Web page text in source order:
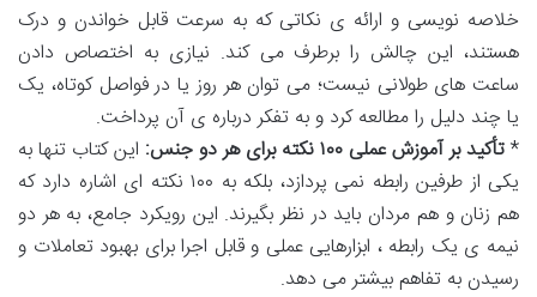
خلاصه نویسی و ارائه ی نکاتی که به سرعت قابل خواندن و درک
هستند، این چالش را برطرف می کند. نیازی به اختصاص دادن
ساعت های طولانی نیست؛ می توان هر روز یا در فواصل کوتاه، یک
یا چند دلیل را مطالعه کرد و به تفکر درباره ی آن پرداخت.
*تأکید بر آموزش عملی ۱۰۰ نکته برای هر دو جنس:
این کتاب تنها به
یکی از طرفین رابطه نمی پردازد، بلکه به ۱۰۰ نکته ای اشاره دارد که
هم زنان و هم مردان باید در نظر بگیرند. این رویکرد جامع، به هر دو
نیمه ی یک رابطه ، ابزارهایی عملی و قابل اجرا برای بهبود تعاملات و
رسیدن به تفاهم بیشتر می دهد.